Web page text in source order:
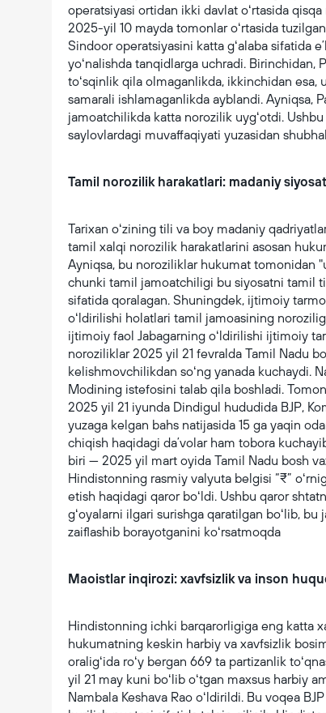
operatsiyasi ortidan ikki davlat oʻrtasida
2025-yil 10 mayda tomonlar oʻrtasida
Sindoor operatsiyasini katta gʻalaba sifatida
yoʻnalishda tanqidlarga uchradi. Birinchidan,
toʻsqinlik qila olmaganlikda, ikkinchidan
samarali ishlamaganlikda ayblandi. Ayniqsa,
jamoatchilikda katta norozilik uygʻotdi.
saylovlardagi muvaffaqiyati yuzasidan
Tamil norozilik harakatlari: madaniy
Tarixan oʻzining tili va boy madaniy
tamil xalqi norozilik harakatlarini asosan
Ayniqsa, bu noroziliklar hukumat tomonidan
chunki tamil jamoatchiligi bu siyosatni tamil
sifatida qoralagan. Shuningdek, ijtimoiy
oʻldirilishi holatlari tamil jamoasining
ijtimoiy faol Jabagarning oʻldirilishi ijtimoiy
noroziliklar 2025 yil 21 fevralda Tamil Nadu
kelishmovchilikdan soʻng yanada kuchaydi.
Modining istefosini talab qila boshladi.
2025 yil 21 iyunda Dindigul hududida BJP,
yuzaga kelgan bahs natijasida 15 ga yaqin
chiqish haqidagi daʼvolar ham tobora
biri — 2025 yil mart oyida Tamil Nadu bosh
Hindistonning rasmiy valyuta belgisi “₹”
etish haqidagi qaror boʻldi. Ushbu qaror
gʻoyalarni ilgari surishga qaratilgan boʻlib,
zaiflashib borayotganini koʻrsatmoqda
Maoistlar inqirozi: xavfsizlik va inson
Hindistonning ichki barqarorligiga eng katta
hukumatning keskin harbiy va xavfsizlik
oraligʻida roʻy bergan 669 ta partizanlik
yil 21 may kuni boʻlib oʻtgan maxsus harbiy
Nambala Keshava Rao oʻldirildi. Bu voqea